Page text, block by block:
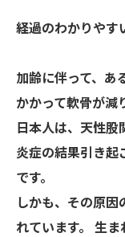
経過のわかりや
加齢に伴って、あ
かかって軟骨が減
日本人は、天性
炎症の結果引き起
です。
しかも、その原
れています。 生